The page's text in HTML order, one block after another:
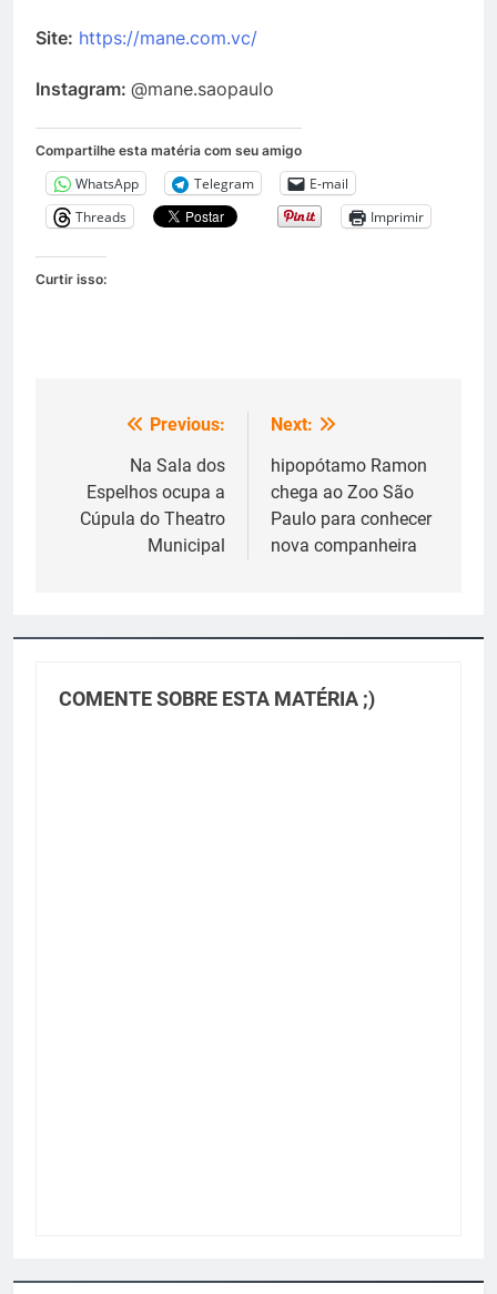
Site: https://mane.com.vc/
Instagram: @mane.saopaulo
Compartilhe esta matéria com seu amigo
WhatsApp Telegram
E-mail
Threads
Imprimir
Curtir isso:
Navegação
Post
Previous:
Na Sala dos
Espelhos ocupa a
Cúpula do Theatro
Municipal
Next:
hipopótamo Ramon
chega ao Zoo São
Paulo para conhecer
nova companheira
COMENTE SOBRE ESTA MATÉRIA ;)